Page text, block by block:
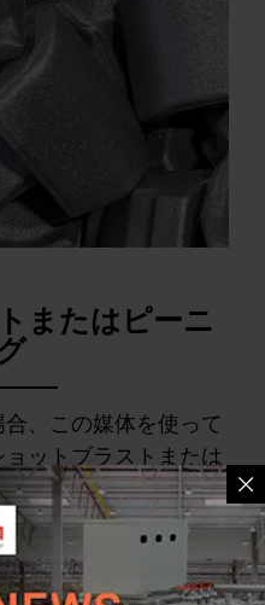
またはピーニ
、この媒体を使って
ットブラストまたは
回転チャンバーの中で
ットのジェットが照
と「ピーニング」を
、プロセスは同じで